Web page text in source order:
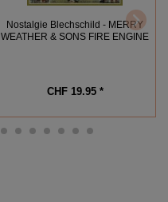
Nostalgie Blechschild - MERRY
WEATHER & SONS FIRE ENGINE
CHF 19.95 *